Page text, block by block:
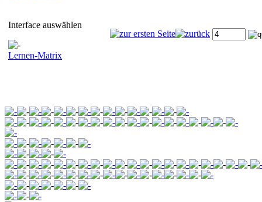
Interface auswählen
Lernen-Matrix